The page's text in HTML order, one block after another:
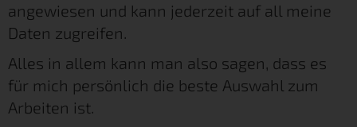
angewiesen und kann jederzeit auf all meine
Daten zugreifen.
Alles in allem kann man also sagen, dass es
für mich persönlich die beste Auswahl zum
Arbeiten ist.